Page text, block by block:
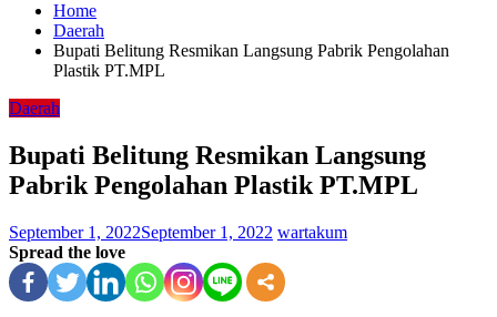
Home
Daerah
Bupati Belitung Resmikan Langsung Pabrik Pengolahan
Plastik PT.MPL
Daerah
Bupati Belitung Resmikan Langsung
Pabrik Pengolahan Plastik PT.MPL
September 1, 2022September 1, 2022 wartakum
Spread the love